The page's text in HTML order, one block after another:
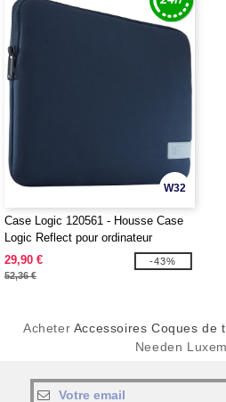
W32
Case Logic 120561 - Housse Case
Logic Reflect pour ordinateur
portable 14"
29,90 €
52,36 €
-43%
Acheter Accessoires Coques de
Needen